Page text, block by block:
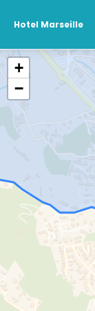
Hotel Marseille
+
−